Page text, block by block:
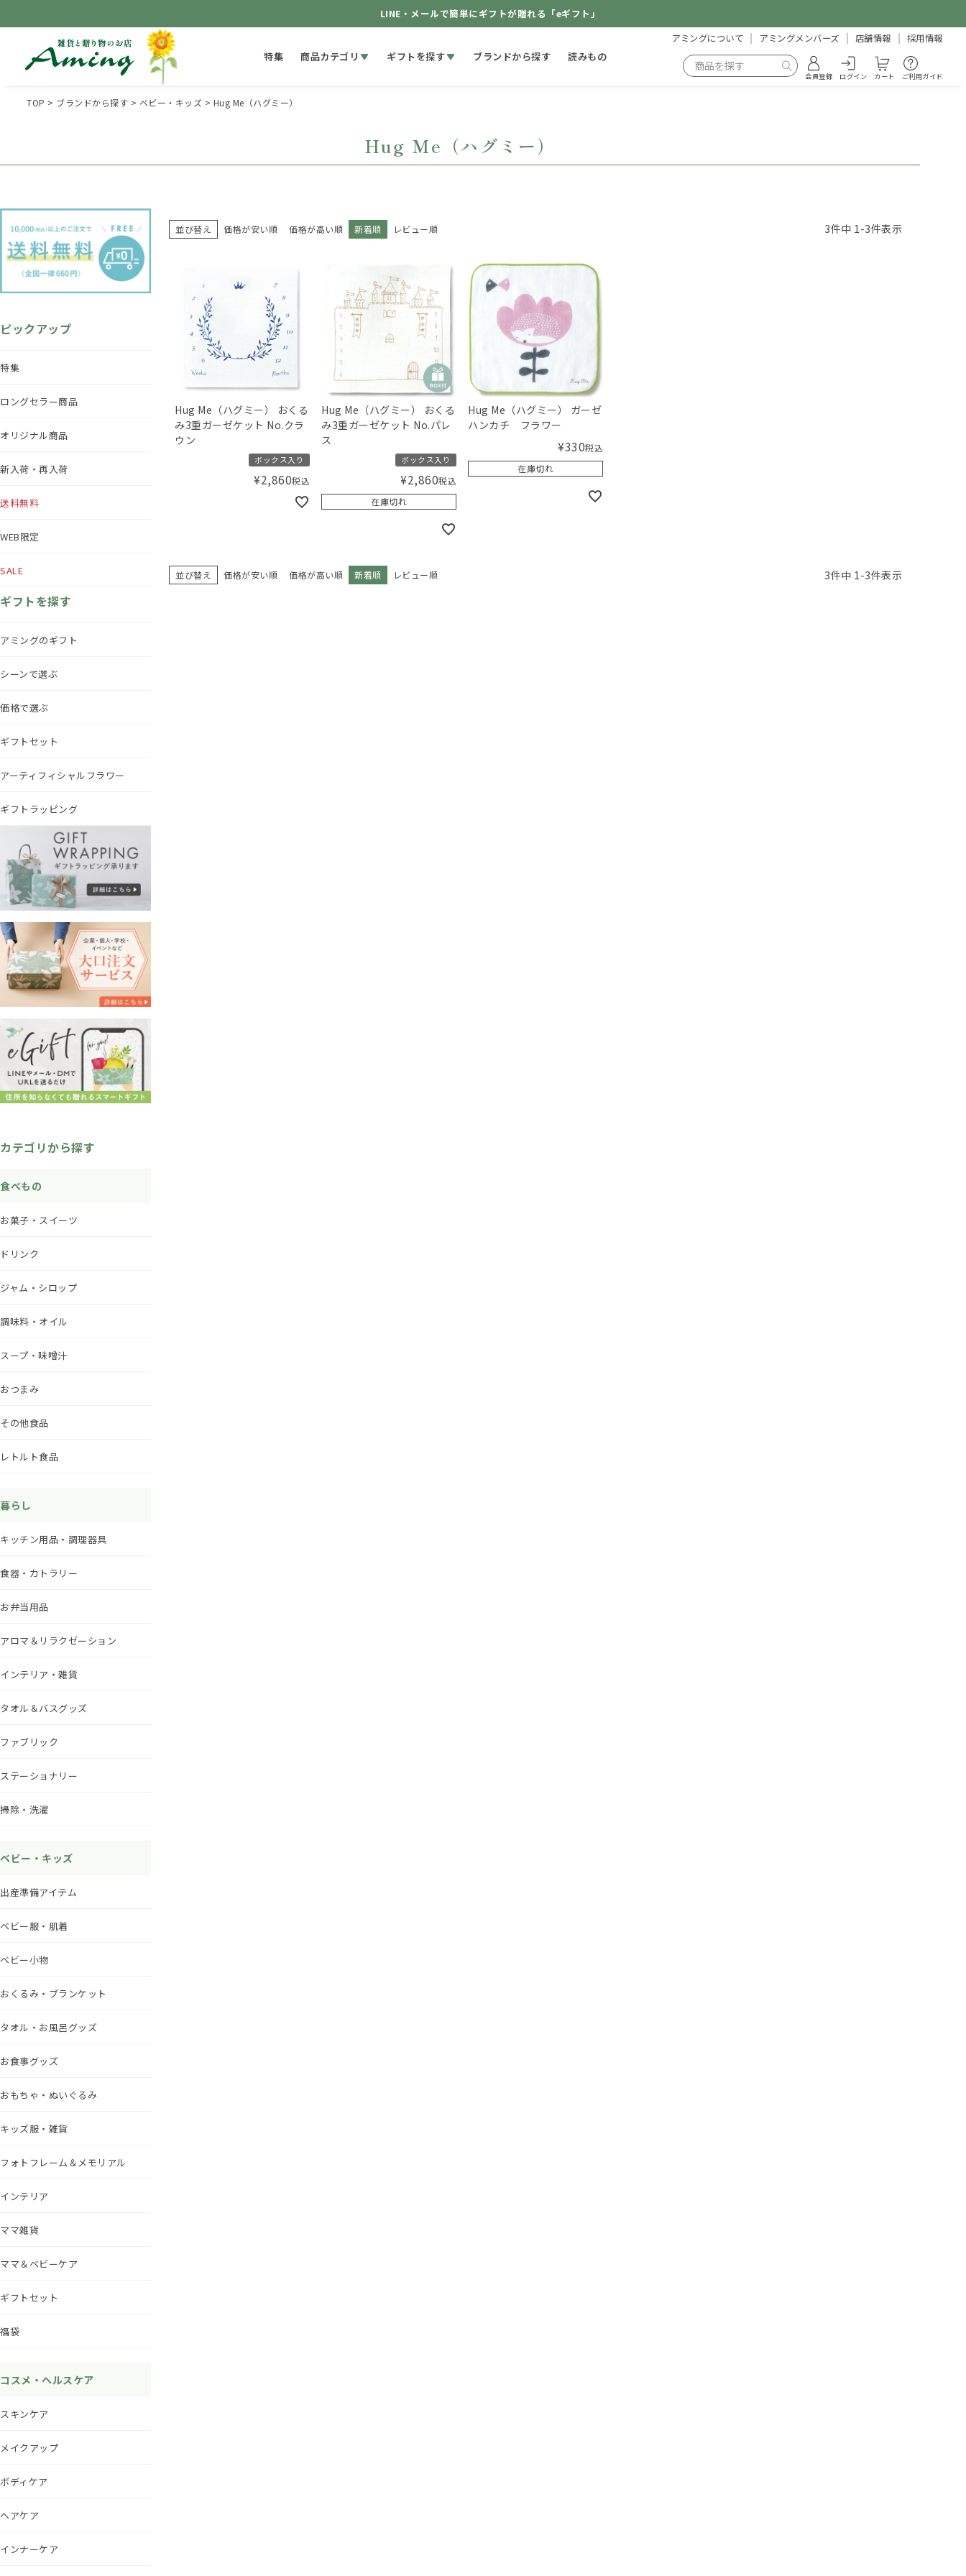
LINE・メールで簡単にギフトが贈れる「eギフト」
特集 商品カテゴリ ギフトを探す ブランドから探す 読みもの
アミングについて アミングメンバーズ 店舗情報 採用情報
会員登録 ログイン カート ご利用ガイド
TOP ブランドから探す ベビー・キッズ Hug Me（ハグミー）
Hug Me（ハグミー）
ピックアップ
特集
ロングセラー商品
オリジナル商品
新入荷・再入荷
送料無料
WEB限定
SALE
ギフトを探す
アミングのギフト
シーンで選ぶ
価格で選ぶ
ギフトセット
アーティフィシャルフラワー
ギフトラッピング
カテゴリから探す
食べもの
お菓子・スイーツ
ドリンク
ジャム・シロップ
調味料・オイル
スープ・味噌汁
おつまみ
その他食品
レトルト食品
暮らし
キッチン用品・調理器具
食器・カトラリー
お弁当用品
アロマ＆リラクゼーション
インテリア・雑貨
タオル＆バスグッズ
ファブリック
ステーショナリー
掃除・洗濯
ベビー・キッズ
出産準備アイテム
ベビー服・肌着
ベビー小物
おくるみ・ブランケット
タオル・お風呂グッズ
お食事グッズ
おもちゃ・ぬいぐるみ
キッズ服・雑貨
フォトフレーム＆メモリアル
インテリア
ママ雑貨
ママ＆ベビーケア
ギフトセット
福袋
コスメ・ヘルスケア
スキンケア
メイクアップ
ボディケア
ヘアケア
インナーケア
並び替え 価格が安い順 価格が高い順 新着順 レビュー順 3件中 1-3件表示
Hug Me（ハグミー） おくる
み3重ガーゼケット No.クラ
ウン
ボックス入り
¥2,860税込
Hug Me（ハグミー） おくる
み3重ガーゼケット No.パレ
ス
ボックス入り
¥2,860税込
在庫切れ
Hug Me（ハグミー） ガーゼ
ハンカチ フラワー
¥330税込
在庫切れ
並び替え 価格が安い順 価格が高い順 新着順 レビュー順 3件中 1 -3件表示